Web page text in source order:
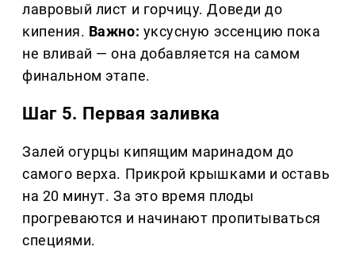
лавровый лист и горчицу. Доведи до
кипения. Важно: уксусную эссенцию пока
не вливай — она добавляется на самом
финальном этапе.
Шаг 5. Первая заливка
Залей огурцы кипящим маринадом до
самого верха. Прикрой крышками и оставь
на 20 минут. За это время плоды
прогреваются и начинают пропитываться
специями.